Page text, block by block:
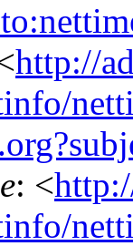
http://
: <